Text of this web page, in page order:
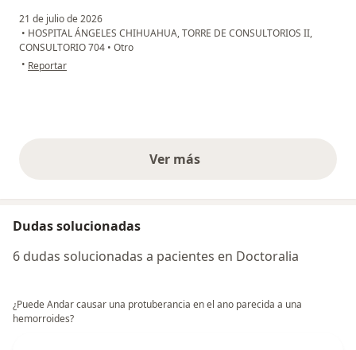
21 de julio de 2026
• HOSPITAL ÁNGELES CHIHUAHUA, TORRE DE CONSULTORIOS II,
CONSULTORIO 704 • Otro
• en opinión del usuario Alma R
Reportar
Ver másopiniones anteriores
Dudas solucionadas
6 dudas solucionadas a pacientes en Doctoralia
¿Puede Andar causar una protuberancia en el ano parecida a una
hemorroides?